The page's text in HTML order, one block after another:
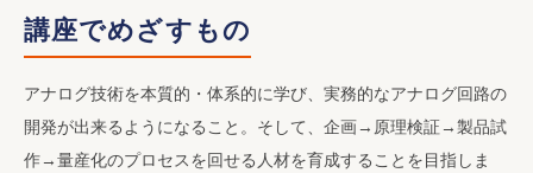
講座でめざすもの
アナログ技術を本質的・体系的に学び、実務的なアナログ回路の
開発が出来るようになること。そして、企画→原理検証→製品試
作→量産化のプロセスを回せる人材を育成することを目指しま